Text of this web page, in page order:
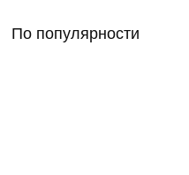
По популярности